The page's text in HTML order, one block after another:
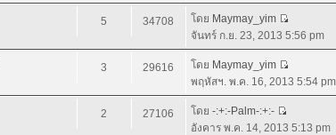
5 34708 โดย Maymay_yim
จันทร์ ก.ย. 23, 2013 5:56 pm
3 29616 โดย Maymay_yim
พฤหัสฯ. พ.ค. 16, 2013 5:54 pm
2 27106 โดย -:+:-Palm-:+:-
อังคาร พ.ค. 14, 2013 5:13 pm